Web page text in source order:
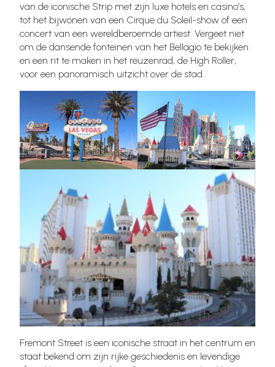
van de iconische Strip met zijn luxe hotels en casino’s,
tot het bijwonen van een Cirque du Soleil-show of een
concert van een wereldberoemde artiest. Vergeet niet
om de dansende fonteinen van het Bellagio te bekijken
en een rit te maken in het reuzenrad, de High Roller,
voor een panoramisch uitzicht over de stad.
Fremont Street is een iconische straat in het centrum en
staat bekend om zijn rijke geschiedenis en levendige